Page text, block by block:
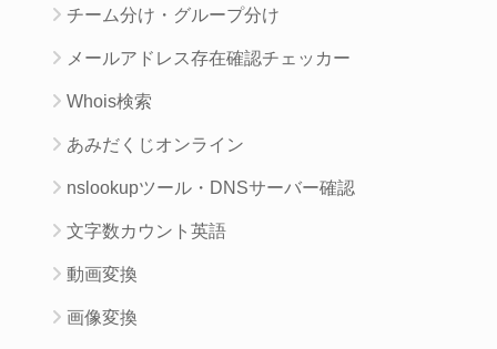
チーム分け・グループ分け
メールアドレス存在確認チェッカー
Whois検索
あみだくじオンライン
nslookupツール・DNSサーバー確認
文字数カウント英語
動画変換
画像変換